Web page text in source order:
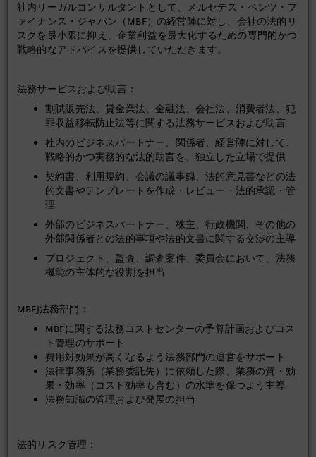
社内リーガルコンサルタントとして、メルセデス・ベンツ・フ
ァイナンス・ジャパン（MBF）の経営陣に対し、会社の法的リ
スクを最小限に抑え、企業利益を最大化するための専門的かつ
戦略的なアドバイスを提供していただきます。
法務サービスおよび助言：
割賦販売法、貸金業法、金融法、会社法、消費者法、犯
罪収益移転防止法等に関する法務サービスおよび助言
社内のビジネスパートナー、関係者、経営陣に対して、
戦略的かつ実務的な法的助言を、独立した立場で提供
契約書、利用規約、会議の議事録、法的意見書などの法
的文書やテンプレートを作成・レビュー・法的承認・管
理
外部のビジネスパートナー、株主、行政機関、その他の
外部関係者との法的事項や法的文書に関する交渉の主導
プロジェクト、監査、調査案件、委員会において、法務
機能の主体的な役割を担当
MBFJ法務部門：
MBFに関する法務コストセンターの予算計画およびコス
ト管理のサポート
費用対効果が高くなるよう法務部門の運営をサポート
法律事務所（業務委託先）に依頼した際、業務の質・効
果・効率（コスト効率も含む）の水準を保つよう主導
法務知識の管理および発展の担当
法的リスク管理：